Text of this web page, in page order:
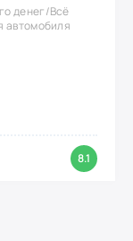
денег/Всё
автомобиля
8.1